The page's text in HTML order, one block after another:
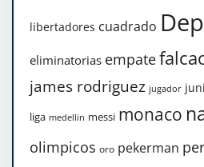
libertadores cuadrado
eliminatorias empate
james rodriguez jugador
liga medellin messi monaco
olimpicos oro pekerman